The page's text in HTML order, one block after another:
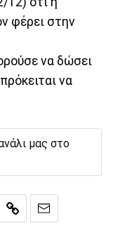
φέρει στην
να δώσει
να
μας στο